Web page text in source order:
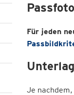
Passfoto
Für jeden
Je